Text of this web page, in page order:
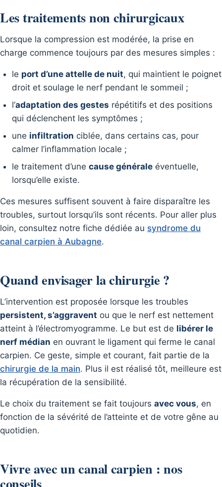
Les traitements non chirurgicaux
Lorsque la compression est modérée, la prise en
charge commence toujours par des mesures simples :
le port d’une attelle de nuit, qui maintient le poignet
droit et soulage le nerf pendant le sommeil ;
l’adaptation des gestes répétitifs et des positions
qui déclenchent les symptômes ;
une infiltration ciblée, dans certains cas, pour
calmer l’inflammation locale ;
le traitement d’une cause généraleéventuelle,
lorsqu’elle existe.
Ces mesures suffisent souvent à faire disparaître les
troubles, surtout lorsqu’ils sont récents. Pour aller plus
loin, consultez notre fiche dédiée au syndrome du
canal carpien à Aubagne.
Quand envisager la chirurgie ?
L’intervention est proposée lorsque les troubles
persistent, s’aggravent ou que le nerf est nettement
atteint à l’électromyogramme. Le but est de libérer le
nerf médian en ouvrant le ligament qui ferme le canal
carpien. Ce geste, simple et courant, fait partie de la
chirurgie de la main. Plus il est réalisé tôt, meilleure est
la récupération de la sensibilité.
Le choix du traitement se fait toujours avec vous, en
fonction de la sévérité de l’atteinte et de votre gêne au
quotidien.
Vivre avec un canal carpien : nos